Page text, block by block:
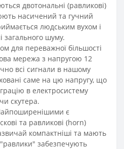
двотональні (равликові)
насичений та гучний
людським вухом і
загального шуму.
для переважної більшості
мережа з напругою 12
всі сигнали в нашому
саме на цю напругу, що
в електросистему
скутера.
є
та равликові (horn)
компактніші та мають
забезпечують